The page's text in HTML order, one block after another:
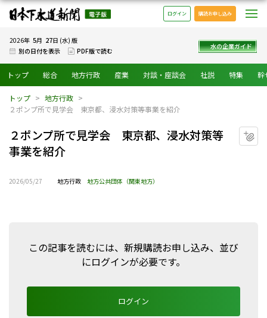
日本下水道新聞 電子版
ログイン 購読お申し込み
2026年 5月 27日 (水) 版
別の日付を表示
PDF版で読む
水の企業ガイド
トップ 総合 地方行政 産業 対談・座談会 社説 特集 幹
トップ
地方行政
２ポンプ所で見学会 東京都、浸水対策等事業を紹介
２ポンプ所で見学会 東京都、浸水対策等
事業を紹介
2026/05/27 地方行政 地方公共団体（関東地方）
この記事を読むには、新規購読お申し込み、並び
にログインが必要です。
ログイン